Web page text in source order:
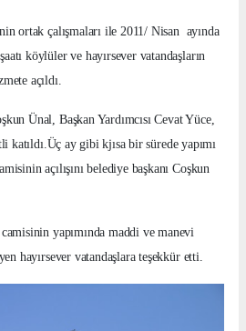
ortak çalışmaları ile 2011/ Nisan ayında
köylüler ve hayırsever vatandaşların
açıldı.
Ünal, Başkan Yardımcısı Cevat Yüce,
katıldı.Üç ay gibi kjısa bir sürede yapımı
açılışını belediye başkanı Coşkun
yapımında maddi ve manevi
hayırsever vatandaşlara teşekkür etti.